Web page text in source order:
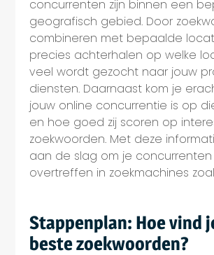
concurrenten zijn binnen een
geografisch gebied. Door
combineren met bepaalde
precies achterhalen op welke
veel wordt gezocht naar jouw
diensten. Daarnaast kom je
jouw online concurrentie is op
en hoe goed zij scoren op
zoekwoorden. Met deze
aan de slag om je
overtreffen in zoekmachines
Stappenplan: Hoe vind
beste zoekwoorden?